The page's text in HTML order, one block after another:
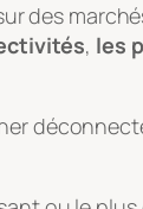
des
, les